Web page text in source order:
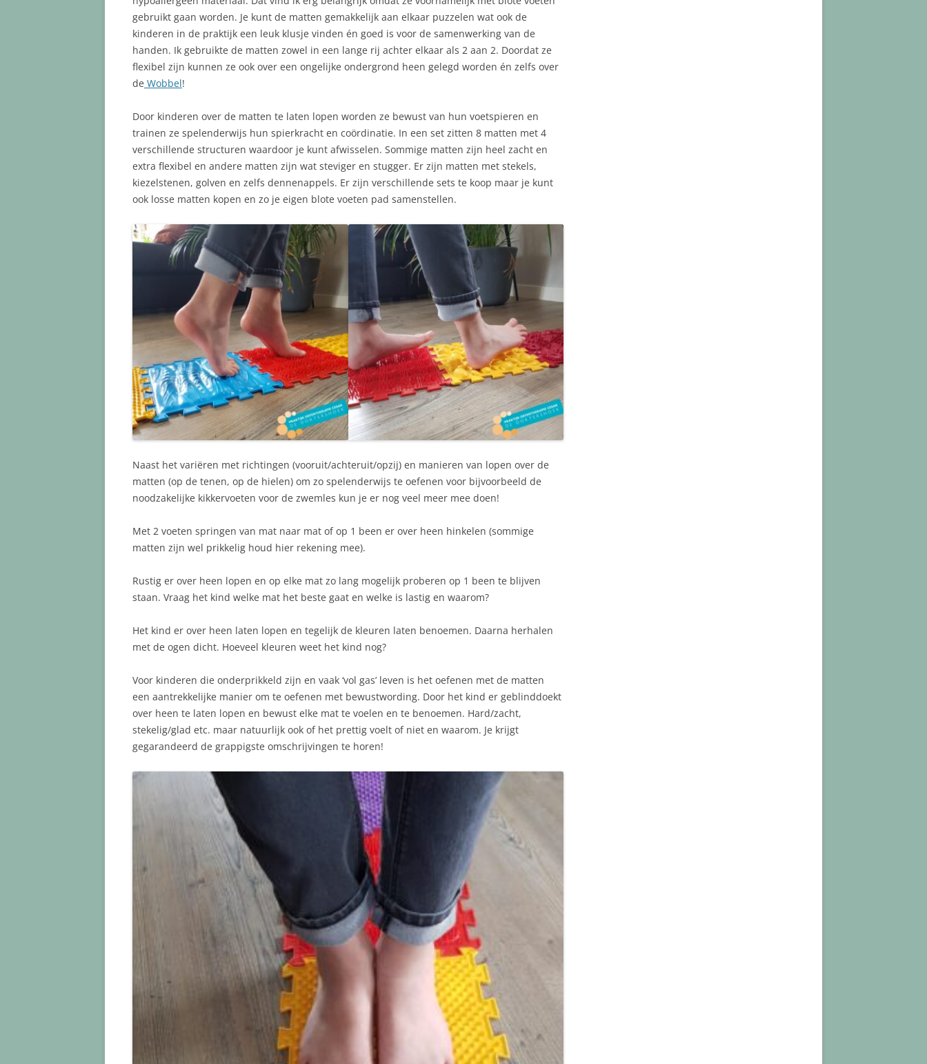
gebruikt gaan worden. Je kunt de matten gemakkelijk aan elkaar puzzelen wat ook de
kinderen in de praktijk een leuk klusje vinden én goed is voor de samenwerking van de
handen. Ik gebruikte de matten zowel in een lange rij achter elkaar als 2 aan 2. Doordat ze
flexibel zijn kunnen ze ook over een ongelijke ondergrond heen gelegd worden én zelfs over
de Wobbel!
Door kinderen over de matten te laten lopen worden ze bewust van hun voetspieren en
trainen ze spelenderwijs hun spierkracht en coördinatie. In een set zitten 8 matten met 4
verschillende structuren waardoor je kunt afwisselen. Sommige matten zijn heel zacht en
extra flexibel en andere matten zijn wat steviger en stugger. Er zijn matten met stekels,
kiezelstenen, golven en zelfs dennenappels. Er zijn verschillende sets te koop maar je kunt
ook losse matten kopen en zo je eigen blote voeten pad samenstellen.
Naast het variëren met richtingen (vooruit/achteruit/opzij) en manieren van lopen over de
matten (op de tenen, op de hielen) om zo spelenderwijs te oefenen voor bijvoorbeeld de
noodzakelijke kikkervoeten voor de zwemles kun je er nog veel meer mee doen!
Met 2 voeten springen van mat naar mat of op 1 been er over heen hinkelen (sommige
matten zijn wel prikkelig houd hier rekening mee).
Rustig er over heen lopen en op elke mat zo lang mogelijk proberen op 1 been te blijven
staan. Vraag het kind welke mat het beste gaat en welke is lastig en waarom?
Het kind er over heen laten lopen en tegelijk de kleuren laten benoemen. Daarna herhalen
met de ogen dicht. Hoeveel kleuren weet het kind nog?
Voor kinderen die onderprikkeld zijn en vaak ‘vol gas’ leven is het oefenen met de matten
een aantrekkelijke manier om te oefenen met bewustwording. Door het kind er geblinddoekt
over heen te laten lopen en bewust elke mat te voelen en te benoemen. Hard/zacht,
stekelig/glad etc. maar natuurlijk ook of het prettig voelt of niet en waarom. Je krijgt
gegarandeerd de grappigste omschrijvingen te horen!